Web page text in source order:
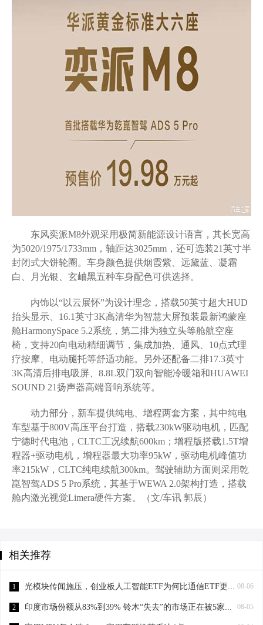
东风奕派M8外观采用极简新能源设计语言，其长宽高
为5020/1975/1733mm，轴距达3025mm，还可选装21英寸半
封闭式大饼轮圈。车身颜色提供烟霞紫、远黛蓝、凝霜
白、月光银、玄岫黑五种车身配色可供选择。
内饰以“以云展怀”为设计理念，搭载50英寸超大HUD
抬头显示、16.1英寸3K高清华为智慧大屏预装最新鸿蒙座
舱HarmonySpace 5.2系统，第二排为独立头等舱航空座
椅，支持20向电动精细调节，集成加热、通风、10点式理
疗按摩、电动腿托等舒适功能。另外还配备二排17.3英寸
3K高清后排电吸屏、8.8L双门双向智能冷暖箱和HUAWEI
SOUND 21扬声器高端音响系统等。
动力部分，新车提供纯电、增程两套方案，其中纯电
车型基于800V高压平台打造，搭载230kW驱动电机，匹配
宁德时代电池，CLTC工况续航600km；增程版搭载1.5T增
程器+驱动电机，增程器最大功率95kW，驱动电机峰值功
率215kW，CLTC纯电续航300km。驾驶辅助方面则采用乾
崑智驾ADS 5 Pro系统，其基于WEWA 2.0架构打造，搭载
舱内激光视觉Limera硬件方案。（文/车讯 郭辰）
相关推荐
08-06
1 光模块传闻施压，创业板人工智能ETF为何比通信ETF更能抗跌？大票权重+AI应用成关键“减震器”！
08-05
2 印度市场份额从83%到39% 铃木“失去”的市场正在被5家分食